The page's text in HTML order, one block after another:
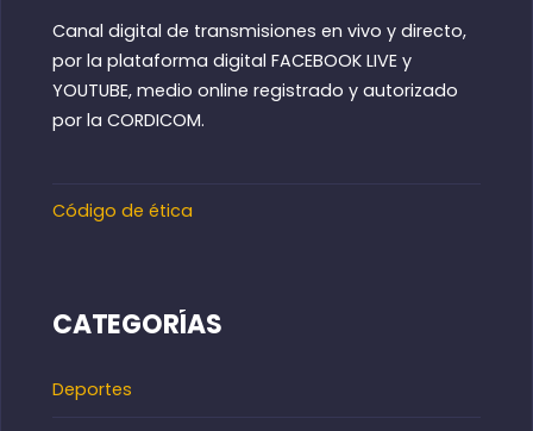
Canal digital de transmisiones en vivo y directo,
por la plataforma digital FACEBOOK LIVE y
YOUTUBE, medio online registrado y autorizado
por la CORDICOM.
Código de ética
CATEGORÍAS
Deportes